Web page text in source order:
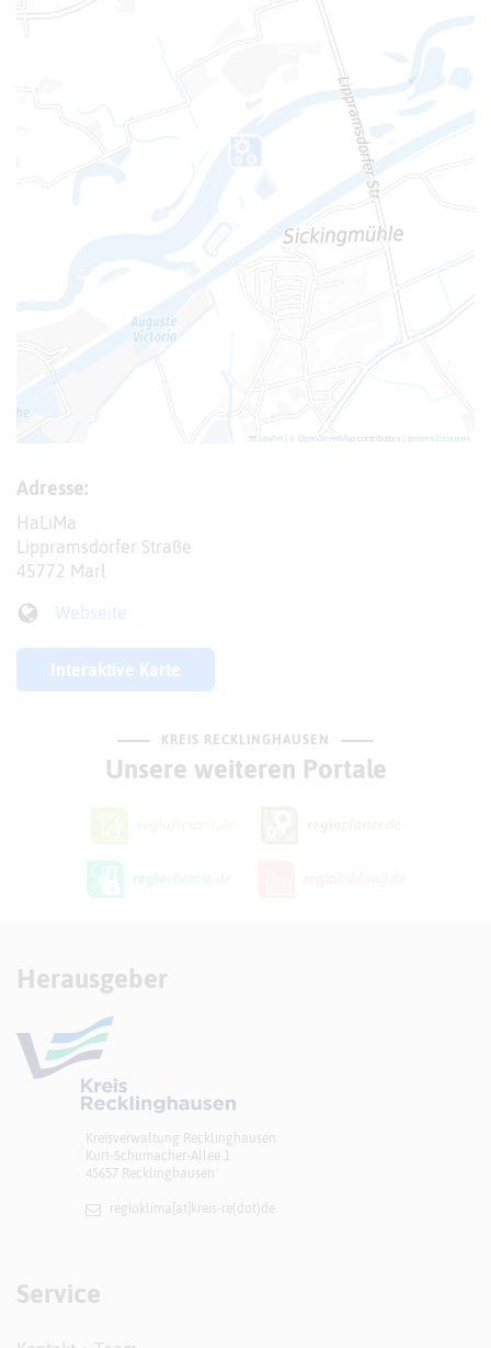
Leaflet OpenStreetMapcontributors | weitere Lizenzen
Adresse:
HaLiMa
Lippramsdorfer Straße
45772 Marl
Webseite
Interaktive Karte
KREIS RECKLINGHAUSEN
Unsere weiteren Portale
Herausgeber
Kreisverwaltung Recklinghausen
Kurt-Schumacher-Allee 1
45657 Recklinghausen
regioklima[at]​kreis-re(dot)de
Service